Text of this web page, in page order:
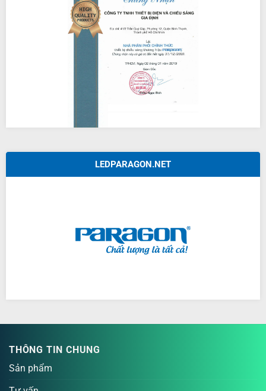
LEDPARAGON.NET
THÔNG TIN CHUNG
Sản phẩm